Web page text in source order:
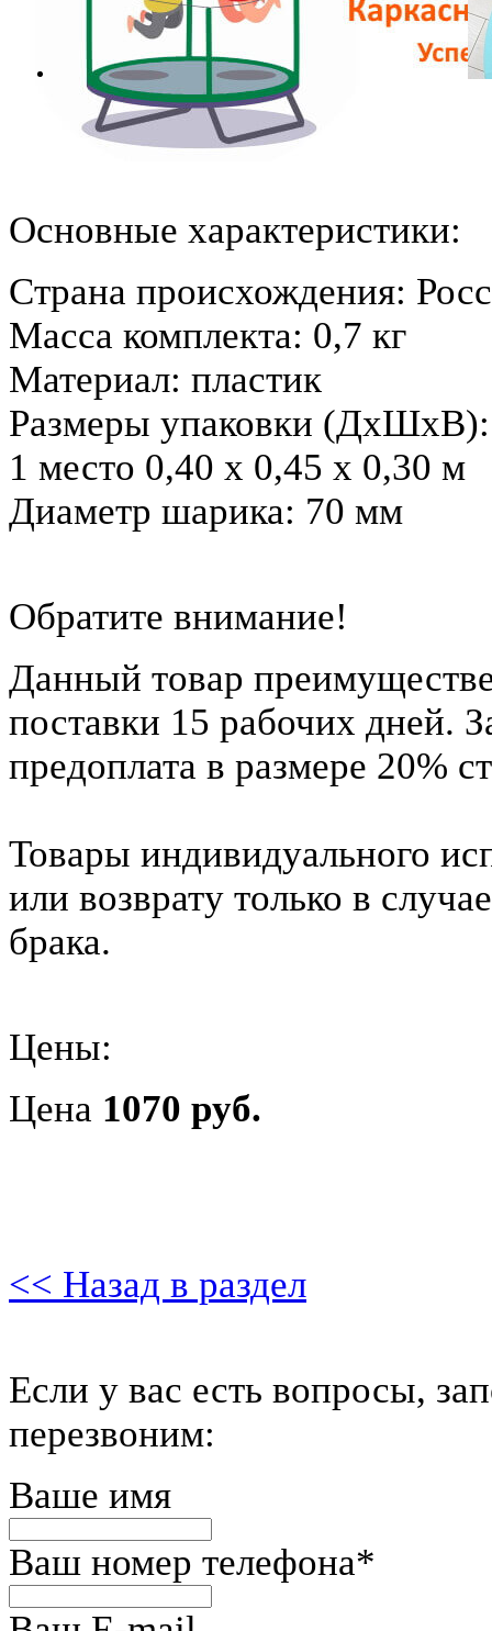
Основные характеристики:
Страна происхождения:
Масса комплекта: 0,7 кг
Материал: пластик
Размеры упаковки (ДхШхВ):
1 место 0,40 х 0,45 х 0,30 м
Диаметр шарика: 70 мм
Обратите внимание!
Данный товар
поставки 15 рабочих дней.
предоплата в размере 20%
Товары индивидуального
или возврату только в
брака.
Цены:
Цена 1070 руб.
<< Назад в раздел
Если у вас есть вопросы,
перезвоним:
Ваше имя
Ваш номер телефона*